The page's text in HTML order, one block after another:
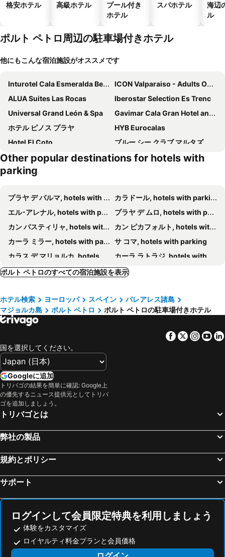
格安ホテル 高級ホテル
プール付き
ホテル
スパホテル
海辺
ル
ポルト ペトロ周辺の駐車場付きホテル
他にもこんな宿泊施設がオススメです
Inturotel Cala Esmeralda Beach Hotel & Spa - Adults Only
ICON Valparaiso - Adults Only
ALUA Suites Las Rocas
Iberostar Selection Es Trenc
Universal Grand León & Spa
Gavimar Cala Gran Hotel and Apartments
ホテル ピノス プラヤ
HYB Eurocalas
Hotel El Coto
ブルー シー クラブ マルタズ
Hotel Cala Dor - Adults Only
MarSenses Ferrera Blanca Hotel Family
Petit Hotel Sant Miquel
Hotel Colonial
Blau Punta Reina
Other popular destinations for hotels with
parking
プラヤ デ パルマ, hotels with parking
カラドール, hotels with parking
エル･アレナル, hotels with parking
プラヤ デ ムロ, hotels with parking
カン パスティリャ, hotels with parking
カン ピカフォルト, hotels with parking
カーラ ミラー, hotels with parking
サ コマ, hotels with parking
カラス デ マリョルカ, hotels with parking
カーラ ラトラジ, hotels with parking
ソン セルベーラ, hotels with parking
シヨット, hotels with parking
ポルトクリスト, hotels with parking
カプデペラ, hotels with parking
サンタマルガリータ, hotels with parking
カラ ボナ, hotels with parking
サンタニー, hotels with parking
コロニア サント ホルディ, hotels with parking
マナコル, hotels with parking
フェラニチ, hotels with parking
カラ メスキーダ, hotels with parking
Cala Murada, hotels with parking
Sant Llorenç des Cardassar, hotels with parking
ロス ピノス海岸, hotels with parking
インカ, hotels with parking
セス・サリネス, hotels with parking
カーラ サンタニー, hotels with parking
カラ フェレーラ, hotels with parking
ポレレス, hotels with parking
ポルト ペトロのすべての宿泊施設を表示
ホテル検索 ヨーロッパ スペイン
バレアレス諸島
マジョルカ島
ポルト ペトロ ポルト ペトロの駐車場付きホテル
Facebook
Twitter
国を選択してください。
Googleに追加
トリバゴの結果を簡単に確認: Google上
の優先するニュース提供元としてトリバ
ゴを追加しましょう。
トリバゴとは
弊社の製品
規約とポリシー
サポート
ログインして会員限定特典を利用しましょう
体験をカスタマイズ
ロイヤルティ料金プランと会員価格